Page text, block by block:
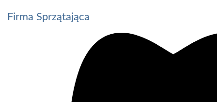
Firma Sprzątająca